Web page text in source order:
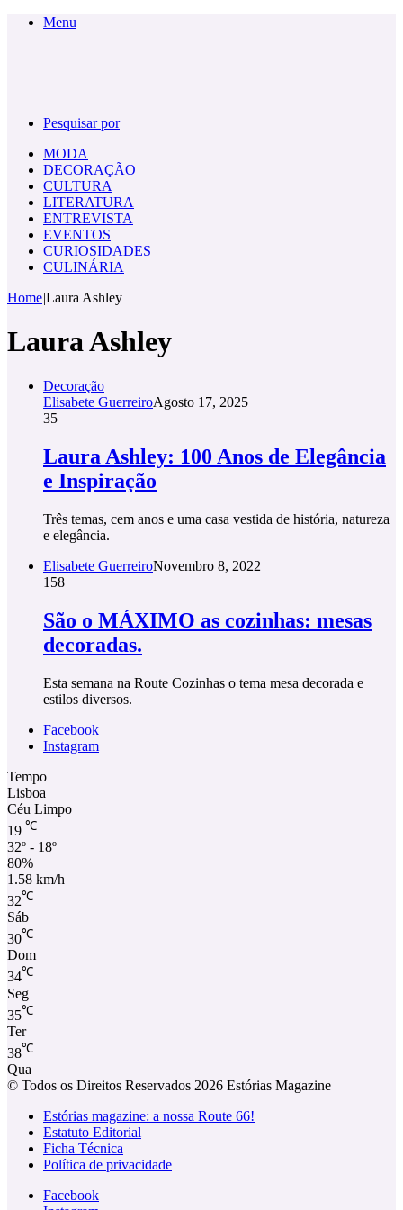
Menu
Pesquisar por
MODA
DECORAÇÃO
CULTURA
LITERATURA
ENTREVISTA
EVENTOS
CURIOSIDADES
CULINÁRIA
Home|Laura Ashley
Laura Ashley
Decoração
Elisabete GuerreiroAgosto 17, 2025
35
Laura Ashley: 100 Anos de Elegância
e Inspiração
Três temas, cem anos e uma casa vestida de história, natureza
e elegância.
Elisabete GuerreiroNovembro 8, 2022
158
São o MÁXIMO as cozinhas: mesas
decoradas.
Esta semana na Route Cozinhas o tema mesa decorada e
estilos diversos.
Facebook
Instagram
Tempo
Lisboa
Céu Limpo
19 ℃
32º - 18º
80%
1.58 km/h
32℃
Sáb
30℃
Dom
34℃
Seg
35℃
Ter
38℃
Qua
© Todos os Direitos Reservados 2026 Estórias Magazine
Estórias magazine: a nossa Route 66!
Estatuto Editorial
Ficha Técnica
Política de privacidade
Facebook